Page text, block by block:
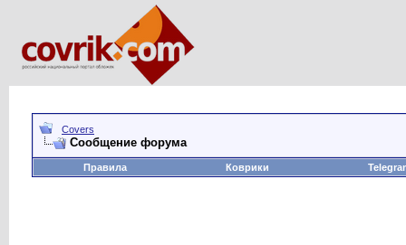
Covers
Сообщение форума
Правила Коврики